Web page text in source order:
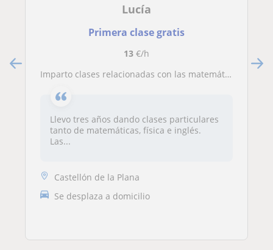
Lucía
Primera clase gratis
13€/h
Imparto clases relacionadas con las matemáticas y física para alumnos de hasta 2 bachillerato y también preparo para selectividad
Llevo tres años dando clases particulares
tanto de matemáticas, física e inglés.
Las...
Castellón de la Plana
Se desplaza a domicilio